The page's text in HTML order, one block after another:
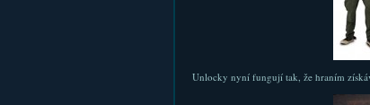
Unlocky nyní fungují tak, že hraním